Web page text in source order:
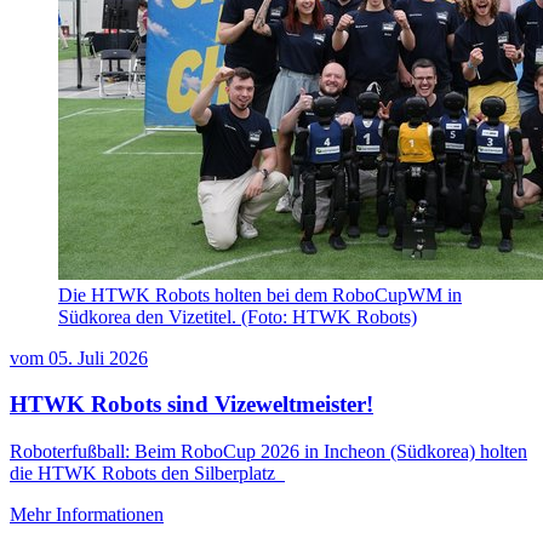
Die HTWK Robots holten bei dem RoboCupWM in
Südkorea den Vizetitel. (Foto: HTWK Robots)
vom 05. Juli 2026
HTWK Robots sind Vizeweltmeister!
Roboterfußball: Beim RoboCup 2026 in Incheon (Südkorea) holten
die HTWK Robots den Silberplatz
Mehr Informationen